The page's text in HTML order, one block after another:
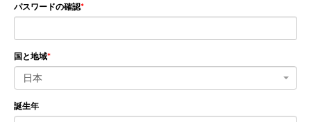
パスワードの確認
国と地域
日本
誕生年